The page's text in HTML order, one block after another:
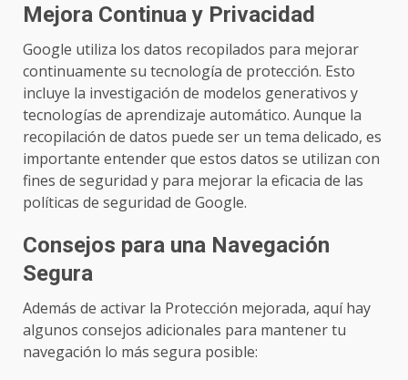
Mejora Continua y Privacidad
Google utiliza los datos recopilados para mejorar
continuamente su tecnología de protección. Esto
incluye la investigación de modelos generativos y
tecnologías de aprendizaje automático. Aunque la
recopilación de datos puede ser un tema delicado, es
importante entender que estos datos se utilizan con
fines de seguridad y para mejorar la eficacia de las
políticas de seguridad de Google.
Consejos para una Navegación
Segura
Además de activar la Protección mejorada, aquí hay
algunos consejos adicionales para mantener tu
navegación lo más segura posible: